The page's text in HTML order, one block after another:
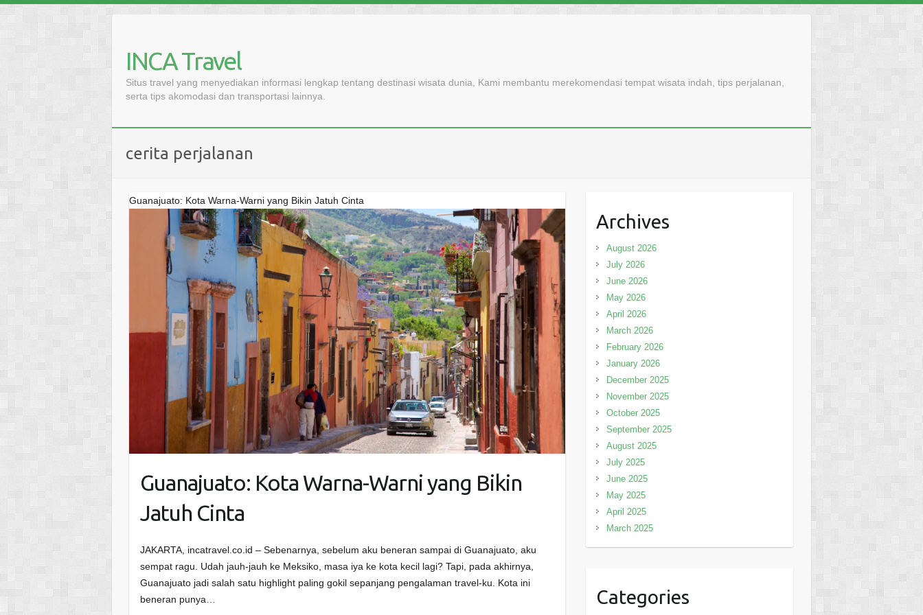
content
INCA Travel
Situs travel yang menyediakan informasi lengkap tentang destinasi wisata dunia, Kami membantu merekomendasi tempat wisata indah, tips perjalanan,
serta tips akomodasi dan transportasi lainnya.
cerita perjalanan
Guanajuato: Kota Warna-Warni yang Bikin Jatuh Cinta
Guanajuato: Kota Warna-Warni yang Bikin
Jatuh Cinta
JAKARTA, incatravel.co.id – Sebenarnya, sebelum aku beneran sampai di Guanajuato, aku
sempat ragu. Udah jauh-jauh ke Meksiko, masa iya ke kota kecil lagi? Tapi, pada akhirnya,
Guanajuato jadi salah satu highlight paling gokil sepanjang pengalaman travel-ku. Kota ini
beneran punya…
Archives
August 2026
July 2026
June 2026
May 2026
April 2026
March 2026
February 2026
January 2026
December 2025
November 2025
October 2025
September 2025
August 2025
July 2025
June 2025
May 2025
April 2025
March 2025
Categories